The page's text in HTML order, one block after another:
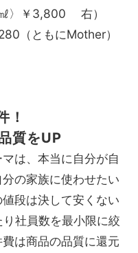
〉￥3,800 右）
（ともにMother）
！
質をUP
は、本当に自分が自
の家族に使わせたい
段は決して安くない
社員数を最小限に絞
は商品の品質に還元